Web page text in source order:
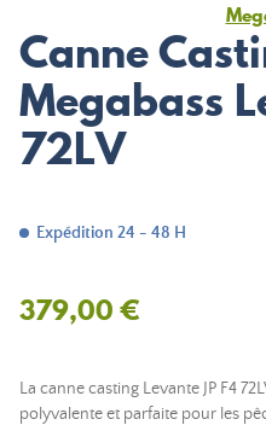
Canne
Megabass
72LV
Expédition 24 - 48 H
379,00 €
La canne casting Levante JP F4
polyvalente et parfaite pour les